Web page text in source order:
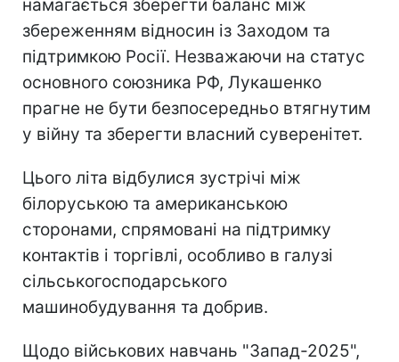
намагається зберегти баланс між
збереженням відносин із Заходом та
підтримкою Росії. Незважаючи на статус
основного союзника РФ, Лукашенко
прагне не бути безпосередньо втягнутим
у війну та зберегти власний суверенітет.
Цього літа відбулися зустрічі між
білоруською та американською
сторонами, спрямовані на підтримку
контактів і торгівлі, особливо в галузі
сільськогосподарського
машинобудування та добрив.
Щодо військових навчань "Запад-2025",